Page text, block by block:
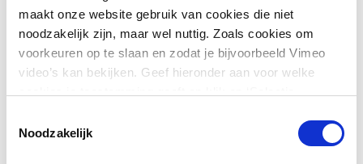
maakt onze website gebruik van cookies die niet
noodzakelijk zijn, maar wel nuttig. Zoals cookies om
voorkeuren op te slaan en zodat je bijvoorbeeld Vimeo
video’s kan bekijken. Geef hieronder aan voor welke
akkoord met het plaatsen van alle cookies.
Meer over
Noodzakelijk
te vangen. Mangroven groeien dan op natuurlijke wijze
aan, met een overlevingspercentage van 70 procent -
aanzienlijk hoger dan de 15-20 procent van geplante
mangroven. Na verloop van tijd bouwt zich grond op in de
wortels van de mangroven, wat kan voorkomen dat